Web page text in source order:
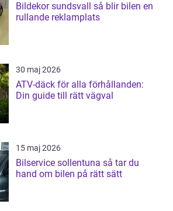
Bildekor sundsvall så blir bilen en
rullande reklamplats
30 maj 2026
ATV-däck för alla förhållanden:
Din guide till rätt vägval
15 maj 2026
Bilservice sollentuna så tar du
hand om bilen på rätt sätt